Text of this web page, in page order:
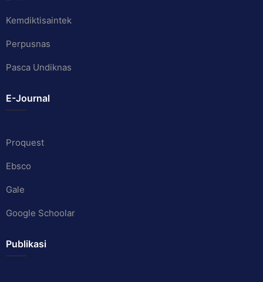
Kemdiktisaintek
Perpusnas
Pasca Undiknas
E-Journal
Proquest
Ebsco
Gale
Google Schoolar
Publikasi